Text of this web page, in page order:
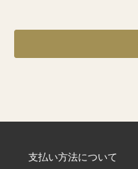
支払い方法について